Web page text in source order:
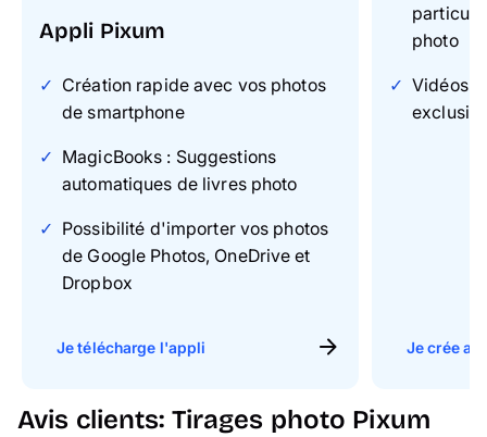
Appli Pixum
Création rapide avec vos photos
de smartphone
MagicBooks : Suggestions
automatiques de livres photo
Possibilité d'importer vos photos
de Google Photos, OneDrive et
Dropbox
Je télécharge l'appli
photo
Vidéos
Je crée
Avis clients: Tirages photo Pixum